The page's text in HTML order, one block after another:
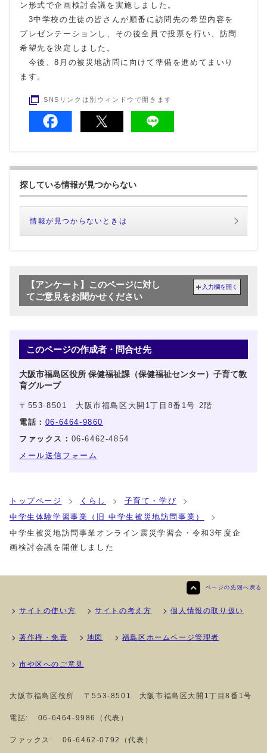
ン形式で企画検討会議を実施しました。
3中学校の生徒の皆さんが順番に訪問先の希望内容を
プレゼンテーションし、その後全員で投票を行い、訪問
希望先を決定しました。
今後、8月の被災地訪問に向けて準備を進めてまいり
ます。
SNSリンクは別ウィンドウで開きます
探している情報が見つからない
情報が見つからないときは
【アンケート】このページに対し
てご意見をお聞かせください
入力欄を開く
このページの作成者・問合せ先
大阪市福島区役所 保健福祉課（保健福祉センター）子育て教
育グループ
〒553-8501 大阪市福島区大開1丁目8番1号 2階
電話： 06-6464-9860
ファックス： 06-6462-4854
メール送信フォーム
トップページ くらし
子育て・学び
中学生体験学習事業（旧 中学生被災地訪問事業）
中学生被災地訪問事業オンライン震災学習会・令和3年度企
画検討会議を開催しました
ページの先頭へ戻る
サイトの使い方 サイトの考え方 個人情報の取り扱い
著作権・免責 地図 福島区ホームページ管理者
市や区へのご意見
大阪市福島区役所 〒553-8501 大阪市福島区大開1丁目8番1号
電話: 06-6464-9986（代表）
ファックス: 06-6462-0792（代表）